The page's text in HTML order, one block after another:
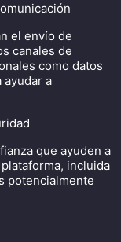
el envío de
canales de
como datos
a
que ayuden a
incluida
potencialmente